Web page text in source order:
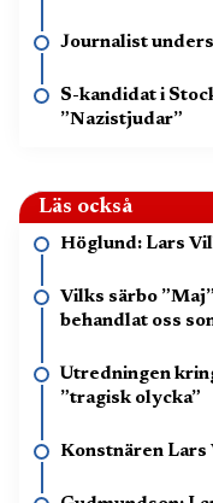
Journalist
S-kandidat i
”Nazistjudar”
Läs också
Höglund: Lars
Vilks särbo
behandlat oss
Utredningen
”tragisk olycka”
Konstnären Lars